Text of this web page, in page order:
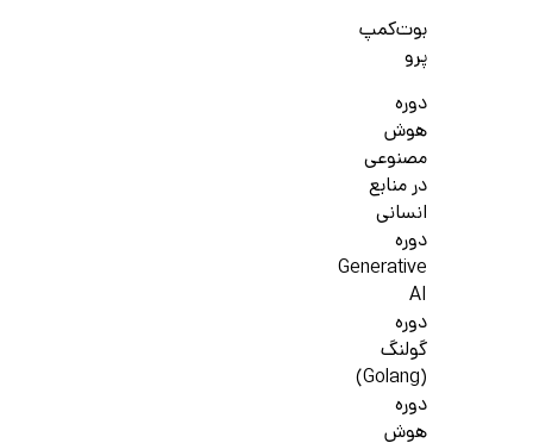
بوت‌کمپ
پرو
دوره
هوش
مصنوعی
در منابع
انسانی
دوره
Generative
AI
دوره
گولنگ
(Golang)
دوره
هوش